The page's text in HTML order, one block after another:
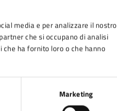
media e per analizzare il nostro
che si occupano di analisi
ha fornito loro o che hanno
Marketing